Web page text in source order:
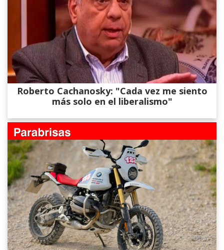
Roberto Cachanosky: "Cada vez me siento
más solo en el liberalismo"